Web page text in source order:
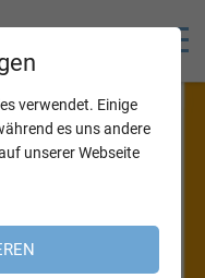
verwendet. Einige
es uns andere
unserer Webseite